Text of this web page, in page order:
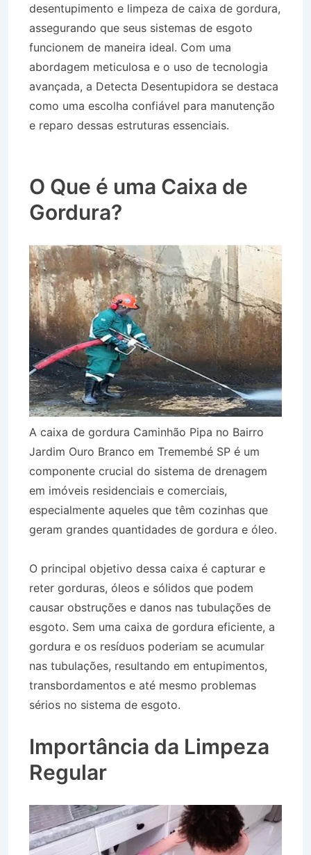
desentupimento e limpeza de caixa de gordura,
assegurando que seus sistemas de esgoto
funcionem de maneira ideal. Com uma
abordagem meticulosa e o uso de tecnologia
avançada, a Detecta Desentupidora se destaca
como uma escolha confiável para manutenção
e reparo dessas estruturas essenciais.
O Que é uma Caixa de
Gordura?
A caixa de gordura Caminhão Pipa no Bairro
Jardim Ouro Branco em Tremembé SP é um
componente crucial do sistema de drenagem
em imóveis residenciais e comerciais,
especialmente aqueles que têm cozinhas que
geram grandes quantidades de gordura e óleo.
O principal objetivo dessa caixa é capturar e
reter gorduras, óleos e sólidos que podem
causar obstruções e danos nas tubulações de
esgoto. Sem uma caixa de gordura eficiente, a
gordura e os resíduos poderiam se acumular
nas tubulações, resultando em entupimentos,
transbordamentos e até mesmo problemas
sérios no sistema de esgoto.
Importância da Limpeza
Regular